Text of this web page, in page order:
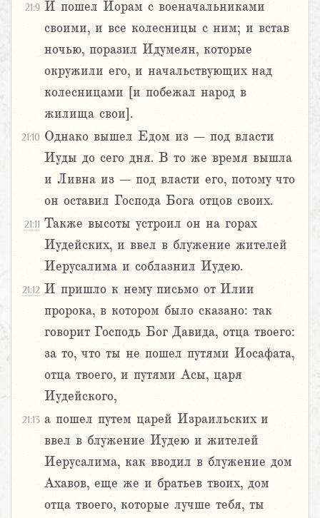
21:9 И пошел Иорам с военачальниками
своими, и все колесницы с ним; и встав
ночью, поразил Идумеян, которые
окружили его, и начальствующих над
колесницами [и побежал народ в
жилища свои].
21:10 Однако вышел Едом из – под власти
Иуды до сего дня. В то же время вышла
и Ливна из – под власти его, потому что
он оставил Господа Бога отцов своих.
21:11 Также высоты устроил он на горах
Иудейских, и ввел в блужение жителей
Иерусалима и соблазнил Иудею.
21:12 И пришло к нему письмо от Илии
пророка, в котором было сказано: так
говорит Господь Бог Давида, отца твоего:
за то, что ты не пошел путями Иосафата,
отца твоего, и путями Асы, царя
Иудейского,
21:13 а пошел путем царей Израильских и
ввел в блужение Иудею и жителей
Иерусалима, как вводил в блужение дом
Ахавов, еще же и братьев твоих, дом
отца твоего, которые лучше тебя, ты